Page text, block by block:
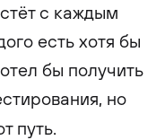
с каждым
есть хотя бы
бы получить
но
путь.